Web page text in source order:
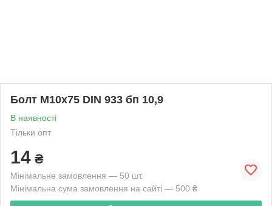
Болт М10х75 DIN 933 бп 10,9
В наявності
Тільки опт
14 ₴
Мінімальне замовлення — 50 шт.
Мінімальна сума замовлення на сайті — 500 ₴